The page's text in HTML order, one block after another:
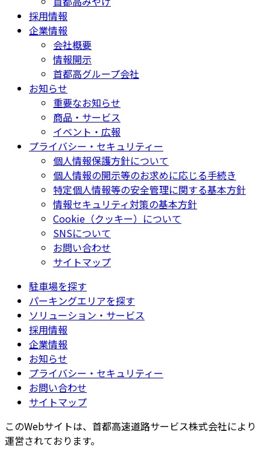
採用情報
企業情報
会社概要
情報開示
首都高グループ会社
お知らせ
重要なお知らせ
商品・サービス
イベント・広報
プライバシー・セキュリティー
個人情報保護方針について
個人情報の開示等のお求めに応じる手続き
特定個人情報等の安全管理に関する基本方針
情報セキュリティ対策の基本方針
Cookie（クッキー）について
SNSについて
お問い合わせ
サイトマップ
駐車場を探す
パーキングエリアを探す
ソリューション・サービス
採用情報
企業情報
お知らせ
プライバシー・セキュリティー
お問い合わせ
サイトマップ
このWebサイトは、首都高速道路サービス株式会社により
運営されております。